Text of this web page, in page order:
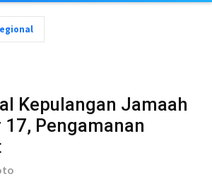
Kepulangan Jamaah
Pengamanan